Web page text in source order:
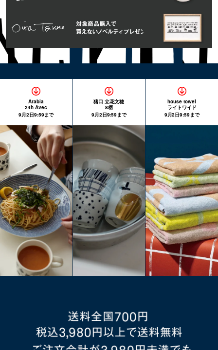
Arabia
24h Avec
9月2日9:59まで
猪口 立花文穂
8柄
9月2日9:59まで
house towel
ライトワイド
9月2日9:59まで